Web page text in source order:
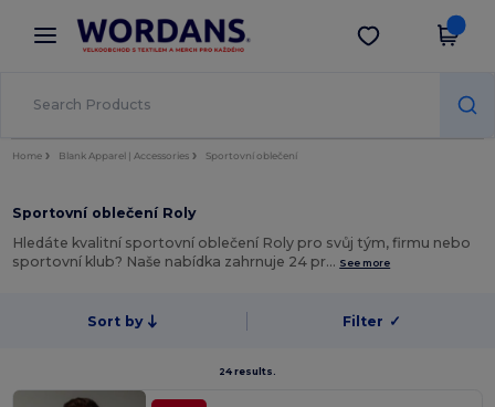
× Aplikace Wordans
Lepší ceny v aplikaci!
Stáhnout app
Home Blank Apparel | Accessories Sportovní oblečení
Sportovní oblečení Roly
Hledáte kvalitní sportovní oblečení Roly pro svůj tým, firmu nebo
sportovní klub? Naše nabídka zahrnuje 24 pr… See more
Sort by Filter ✓
24 results.